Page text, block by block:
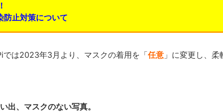
止対策について
では2023年3月より、マスクの着用を「任意 」に変更し、
出、マスクのない写真。